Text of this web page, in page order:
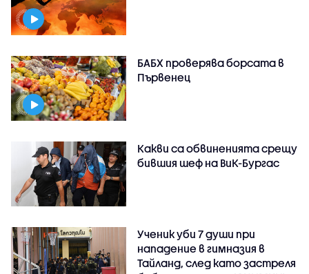
БАБХ проверява борсата в
Първенец
Какви са обвиненията срещу
бившия шеф на ВиК-Бургас
Ученик уби 7 души при
нападение в гимназия в
Тайланд, след като застреля